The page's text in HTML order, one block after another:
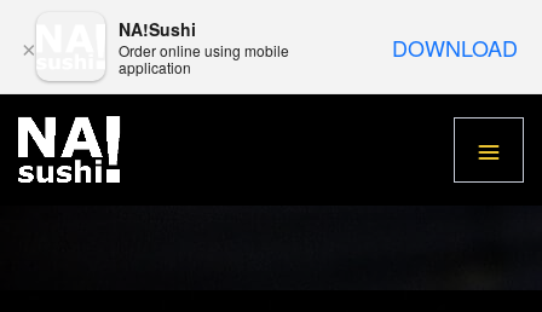
×
NA!Sushi
Order online using mobile
application
DOWNLOAD